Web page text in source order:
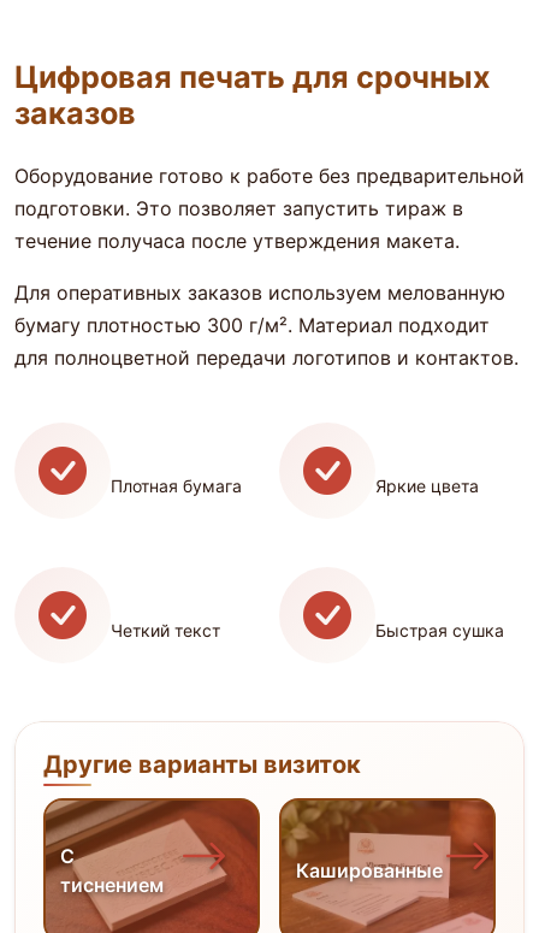
Цифровая печать для срочных
заказов
Оборудование готово к работе без предварительной
подготовки. Это позволяет запустить тираж в
течение получаса после утверждения макета.
Для оперативных заказов используем мелованную
бумагу плотностью 300 г/м². Материал подходит
для полноцветной передачи логотипов и контактов.
Плотная бумага Яркие цвета
Четкий текст Быстрая сушка
Другие варианты визиток
С
тиснением
Кашированные